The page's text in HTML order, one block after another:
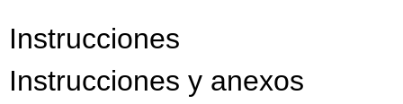
Instrucciones
Instrucciones y anexos